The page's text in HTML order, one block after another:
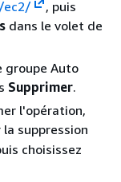
ec2/
, puis
dans le volet de
groupe Auto
Supprimer.
l'opération,
suppression
choisissez